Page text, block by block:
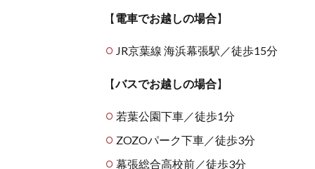
【電車でお越しの場合】
JR京葉線 海浜幕張駅／徒歩15分
【バスでお越しの場合】
若葉公園下車／徒歩1分
ZOZOパーク下車／徒歩3分
幕張総合高校前／徒歩3分